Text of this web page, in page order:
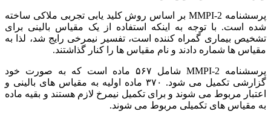
پرسشنامه MMPI-2 بر اساس روش کلید یابی تجربی ملاکی ساخته
شده است. با توجه به اینکه استفاده از یک مقیاس بالینی برای
تشخیص بیماری گمراه کننده است، تفسیر نیمرخی رایج شد، لذا به
مقیاس ها شماره دادند و نام مقیاس ها را کنار گذاشتند.
پرسشنامه MMPI-2 شامل ۵۶۷ ماده است که به صورت خود
گزارشی تکمیل می شود. ۳۷۰ ماده اولیه به مقیاس های بالینی و
اعتبار مربوط می شوند و برای تکمیل نیمرخ لازم هستند و بقیه ماده
به مقیاس های تکمیلی مربوط می شوند.